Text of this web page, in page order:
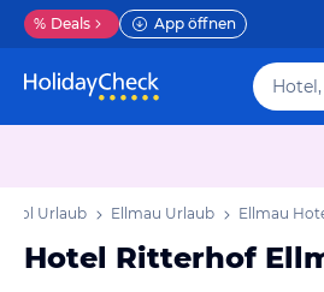
% Deals App öffnen
Tirol Urlaub Ellmau Urlaub Ellmau
Hotel Ritterhof